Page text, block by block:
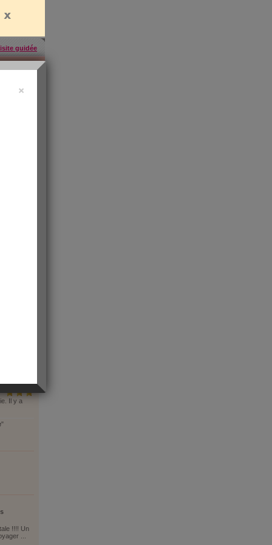
guidée
Il y a
"
!!!! Un
...
×